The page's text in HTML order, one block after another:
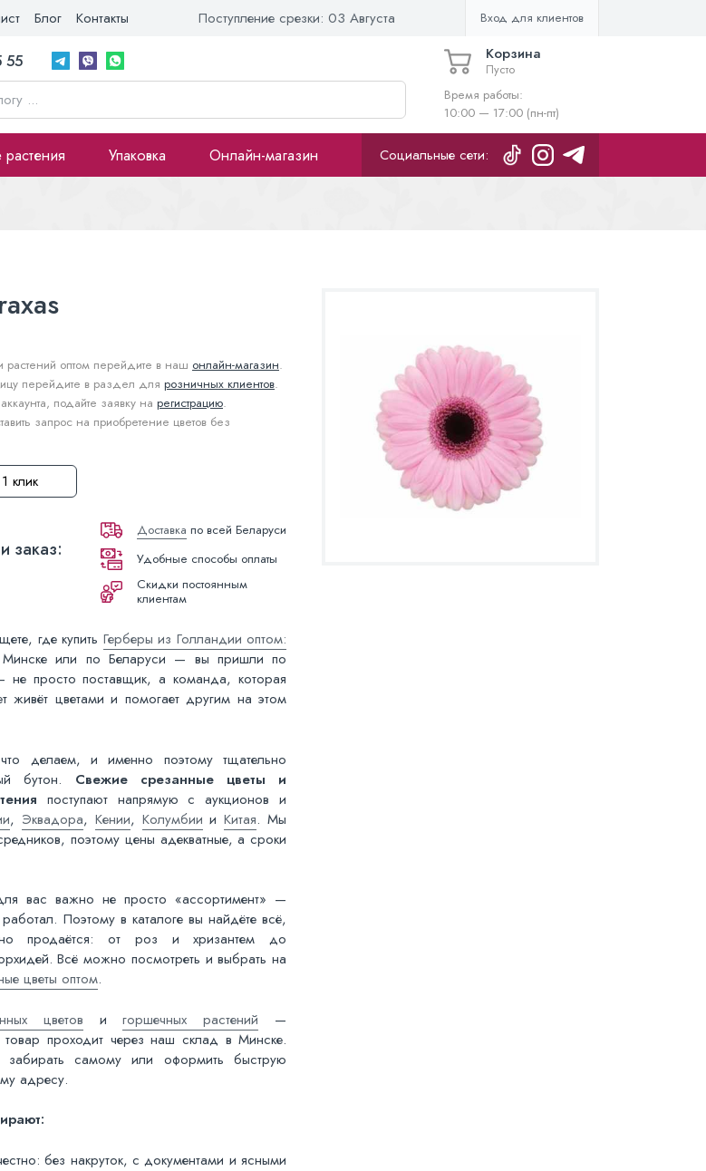
Блог Контакты Поступление срезки: 03 Августа Вход для клиентов
55 Корзина
Пусто
Время работы:
10:00 — 17:00 (пн-пт)
Упаковка Онлайн-магазин Социальные сети:
растений оптом перейдите в наш онлайн-магазин.
перейдите в раздел для розничных клиентов.
подайте заявку на регистрацию.
запрос на приобретение цветов без
клик
заказ:
Доставка по всей Беларуси
Удобные способы оплаты
Скидки постоянным
клиентам
где купить Герберы из Голландии оптом:
или по Беларуси — вы пришли по
просто поставщик, а команда, которая
живёт цветами и помогает другим на этом
делаем, и именно поэтому тщательно
бутон. Свежие срезанные цветы и
поступают напрямую с аукционов и
, Эквадора, Кении, Колумбии иКитая. Мы
поэтому цены адекватные, а сроки
вас важно не просто «ассортимент» —
Поэтому в каталоге вы найдёте всё,
продаётся: от роз и хризантем до
Всё можно посмотреть и выбрать на
цветы оптом.
цветов игоршечных растений —
товар проходит через наш склад в Минске.
забирать самому или оформить быструю
адресу.
без накруток, с документами и ясными